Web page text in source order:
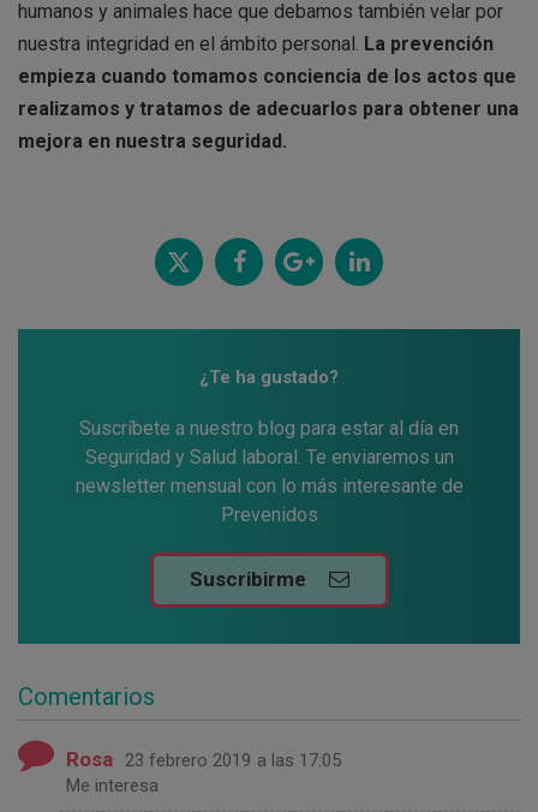
humanos y animales hace que debamos también velar por
nuestra integridad en el ámbito personal. La prevención
empieza cuando tomamos conciencia de los actos que
realizamos y tratamos de adecuarlos para obtener una
mejora en nuestra seguridad.
¿Te ha gustado?
Suscríbete a nuestro blog para estar al día en
Seguridad y Salud laboral. Te enviaremos un
newsletter mensual con lo más interesante de
Prevenidos
Suscribirme
Comentarios
Rosa 23 febrero 2019 a las 17:05
Me interesa